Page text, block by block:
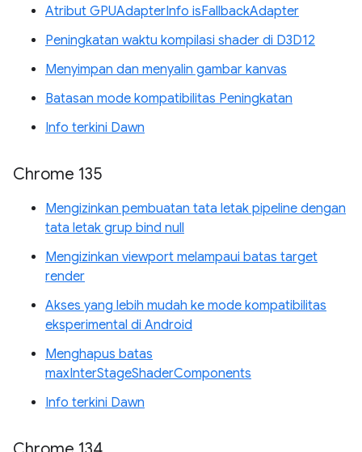
Atribut GPUAdapterInfo isFallbackAdapter
Peningkatan waktu kompilasi shader di D3D12
Menyimpan dan menyalin gambar kanvas
Batasan mode kompatibilitas Peningkatan
Info terkini Dawn
Chrome 135
Mengizinkan pembuatan tata letak pipeline dengan
tata letak grup bind null
Mengizinkan viewport melampaui batas target
render
Akses yang lebih mudah ke mode kompatibilitas
eksperimental di Android
Menghapus batas
maxInterStageShaderComponents
Info terkini Dawn